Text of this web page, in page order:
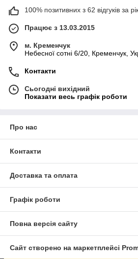
100% позитивних з 62 відгуків за
Працює з 13.03.2015
м. Кременчук
Небесної сотні 6/20, Кременчук,
Контакти
Сьогодні вихідний
Показати весь графік роботи
Про нас
Контакти
Доставка та оплата
Графік роботи
Повна версія сайту
Сайт створено на маркетплейсі